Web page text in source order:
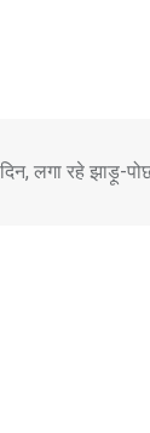
लगा रहे झाड़ू-